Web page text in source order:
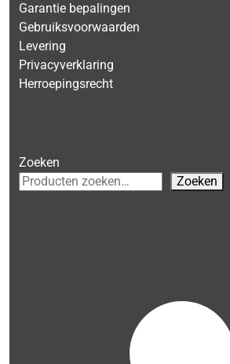
Garantie bepalingen
Gebruiksvoorwaarden
Levering
Privacyverklaring
Herroepingsrecht
Zoeken
Zoeken